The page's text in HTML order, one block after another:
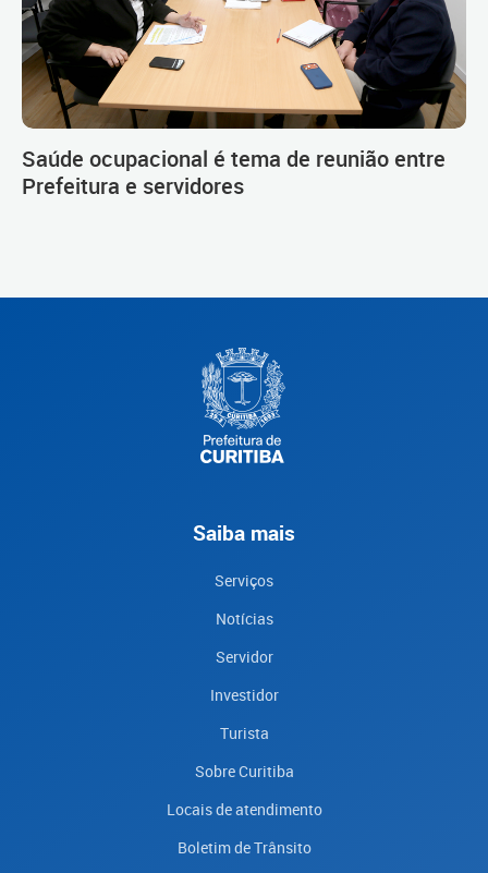
Saúde ocupacional é tema de reunião entre
Prefeitura e servidores
Saiba mais
Serviços
Notícias
Servidor
Investidor
Turista
Sobre Curitiba
Locais de atendimento
Boletim de Trânsito